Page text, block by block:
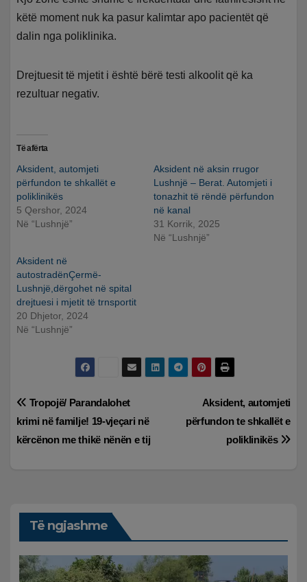
këtë moment nuk ka pasur kalimtar apo pacientët që
dalin nga poliklinika.
Drejtuesit të mjetit i është bërë testi alkoolit që ka
rezultuar negativ.
Të afërta
Aksident, automjeti
përfundon te shkallët e
poliklinikës
5 Qershor, 2024
Në “Lushnjë”
Aksident në aksin rrugor
Lushnjë – Berat. Automjeti i
tonazhit të rëndë përfundon
në kanal
31 Korrik, 2025
Në “Lushnjë”
Aksident në
autostradënÇermë-
Lushnjë,dërgohet në spital
drejtuesi i mjetit të trnsportit
20 Dhjetor, 2024
Në “Lushnjë”
Lëvizje
te
Aksident, automjeti
përfundon te shkallët e
poliklinikës
Tropojë/ Parandalohet
krimi në familje! 19-vjeçari në
kërcënon me thikë nënën e tij
Të ngjashme